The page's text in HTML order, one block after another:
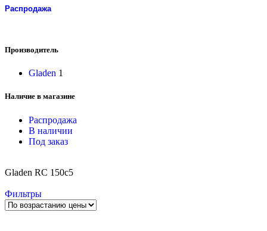
Распродажа
Производитель
Gladen 1
Наличие в магазине
Распродажа
В наличии
Под заказ
Gladen RC 150c5
Фильтры